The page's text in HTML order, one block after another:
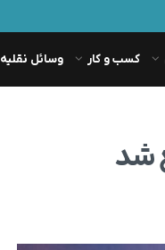
کسب و کار وسائل نقلیه
شد